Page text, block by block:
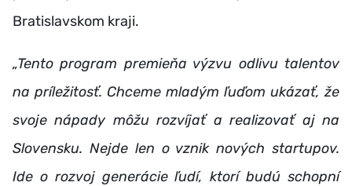
Bratislavskom kraji.
„Tento program premieňa výzvu odlivu talentov
na príležitosť. Chceme mladým ľuďom ukázať, že
svoje nápady môžu rozvíjať a realizovať aj na
Slovensku. Nejde len o vznik nových startupov.
Ide o rozvoj generácie ľudí, ktorí budú schopní